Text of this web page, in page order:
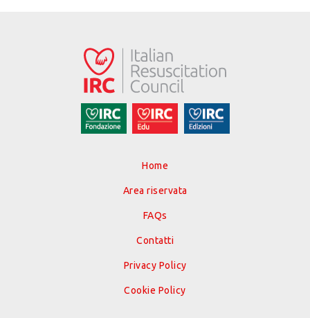
Home
Area riservata
FAQs
Contatti
Privacy Policy
Cookie Policy